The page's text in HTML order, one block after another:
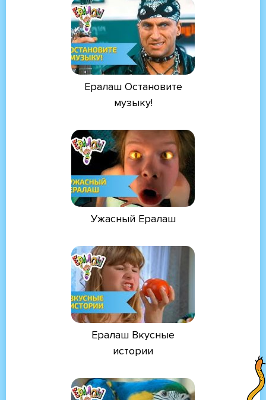
Ералаш Остановите
музыку!
Ужасный Ералаш
Ералаш Вкусные
истории